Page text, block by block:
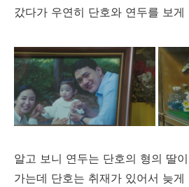
갔다가 우연히 단호와 연두를 보게
알고 보니 연두는 단호의 형의 딸
가는데 단호는 취재가 있어서 늦